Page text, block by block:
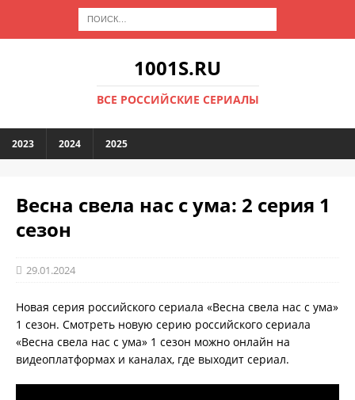
1001S.RU
ВСЕ РОССИЙСКИЕ СЕРИАЛЫ
2023 2024 2025
Весна свела нас с ума: 2 серия 1
сезон
29.01.2024
Новая серия российского сериала «Весна свела нас с ума»
1 сезон. Смотреть новую серию российского сериала
«Весна свела нас с ума» 1 сезон можно онлайн на
видеоплатформах и каналах, где выходит сериал.